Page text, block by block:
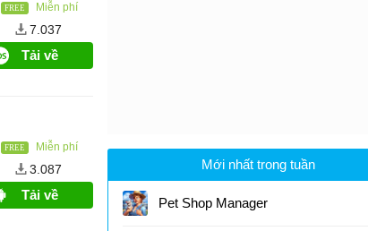
Miễn phí
7.037
Tải về
Miễn phí
3.087
Tải về
Mới nhất trong tuần
Pet Shop Manager